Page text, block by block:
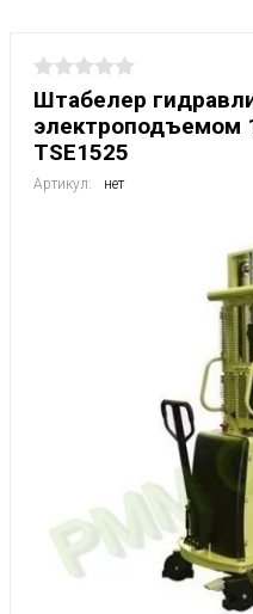
Штабелер
электроподъемом
TSE1525
Артикул: нет